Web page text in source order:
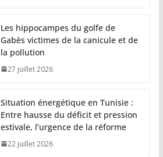
Les hippocampes du golfe de
Gabès victimes de la canicule et de
la pollution
27 juillet 2026
Situation énergétique en Tunisie :
Entre hausse du déficit et pression
estivale, l’urgence de la réforme
22 juillet 2026